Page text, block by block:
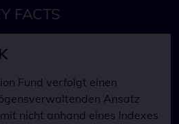
FACTS
Fund verfolgt einen
Ansatz
nicht anhand eines Indexes